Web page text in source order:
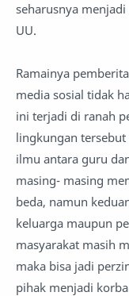
seharusnya
UU.
Ramainya
media sosial tidak
ini terjadi di ranah
lingkungan tersebut
ilmu antara guru
masing- masing
beda, namun
keluarga maupun
masyarakat masih
maka bisa jadi
pihak menjadi